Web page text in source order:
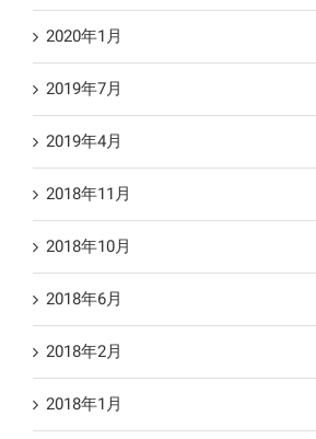
2020年1月
2019年7月
2019年4月
2018年11月
2018年10月
2018年6月
2018年2月
2018年1月